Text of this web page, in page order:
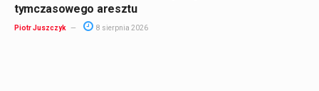
tymczasowego aresztu
Piotr Juszczyk 8 sierpnia 2026